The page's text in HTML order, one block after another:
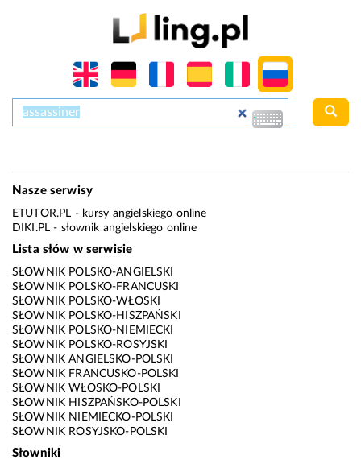
Nasze serwisy
ETUTOR.PL - kursy angielskiego online
DIKI.PL - słownik angielskiego online
Lista słów w serwisie
SŁOWNIK POLSKO-ANGIELSKI
SŁOWNIK POLSKO-FRANCUSKI
SŁOWNIK POLSKO-WŁOSKI
SŁOWNIK POLSKO-HISZPAŃSKI
SŁOWNIK POLSKO-NIEMIECKI
SŁOWNIK POLSKO-ROSYJSKI
SŁOWNIK ANGIELSKO-POLSKI
SŁOWNIK FRANCUSKO-POLSKI
SŁOWNIK WŁOSKO-POLSKI
SŁOWNIK HISZPAŃSKO-POLSKI
SŁOWNIK NIEMIECKO-POLSKI
SŁOWNIK ROSYJSKO-POLSKI
Słowniki